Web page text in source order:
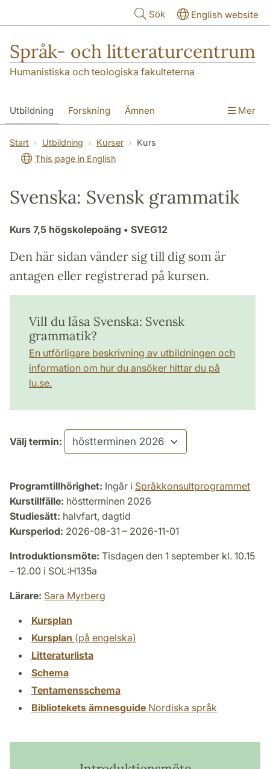
Sök English website
Språk- och litteraturcentrum
Humanistiska och teologiska fakulteterna
Utbildning Forskning Ämnen
SOL-husen Kontakt Institutionen
översättning till svenska
Mer
Start Utbildning Kurser
Kurs
This page in English
Svenska: Svensk grammatik
Kurs 7,5 högskolepoäng • SVEG12
Den här sidan vänder sig till dig som är
antagen eller registrerad på kursen.
Vill du läsa Svenska: Svensk
grammatik?
En utförligare beskrivning av utbildningen och
information om hur du ansöker hittar du på
lu.se.
Välj termin:
Programtillhörighet: Ingår i Språkkonsultprogrammet
Kurstillfälle: höstterminen 2026
Studiesätt: halvfart, dagtid
Kursperiod: 2026-08-31 – 2026-11-01
Introduktionsmöte: Tisdagen den 1 september kl. 10.15
– 12.00 i SOL:H135a
Lärare: Sara Myrberg
Kursplan
Kursplan (på engelska)
Litteraturlista
Schema
Tentamensschema
Bibliotekets ämnesguide Nordiska språk